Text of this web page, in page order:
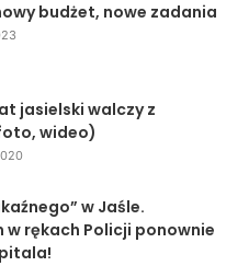
budżet, nowe zadania
jasielski walczy z
wideo)
w Jaśle.
w rękach Policji ponownie